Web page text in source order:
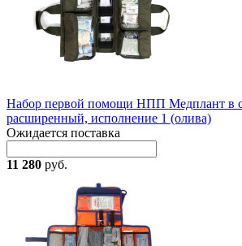
Набор первой помощи НПП Медплант в
расширенный, исполнение 1 (олива)
Ожидается поставка
11 280 руб.